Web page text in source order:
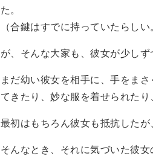
た。
（合鍵はすでに持っていたらし
が、そんな大家も、彼女が少し
まだ幼い彼女を相手に、手をま
てきたり、妙な服を着せられたり
最初はもちろん彼女も抵抗した
そんなとき、それに気づいた彼女